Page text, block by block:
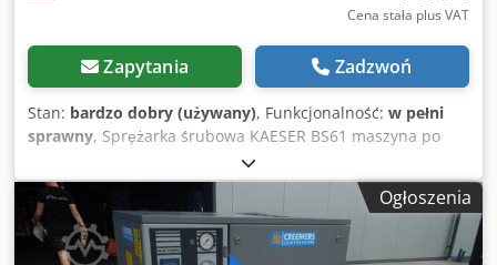
Cena stała plus VAT
Zapytania Zadzwoń
Stan: bardzo dobry (używany), Funkcjonalność: w pełni
sprawny, Sprężarka śrubowa KAESER BS61 maszyna po
serwisie Dane techniczne: wydajność: 6,10 m3/min
(6100/min); silnik o mocy; 37 KW; ciśnienie max: 8,5 bar
przebieg;25040h cena netto 8100 cena brutto 9963
Sprężarka w pełni sprawna, zapewniamy serwis. Dodozp
Hr Nepfx Ag Dokr Poniżej link do wideo
Ogłoszenia